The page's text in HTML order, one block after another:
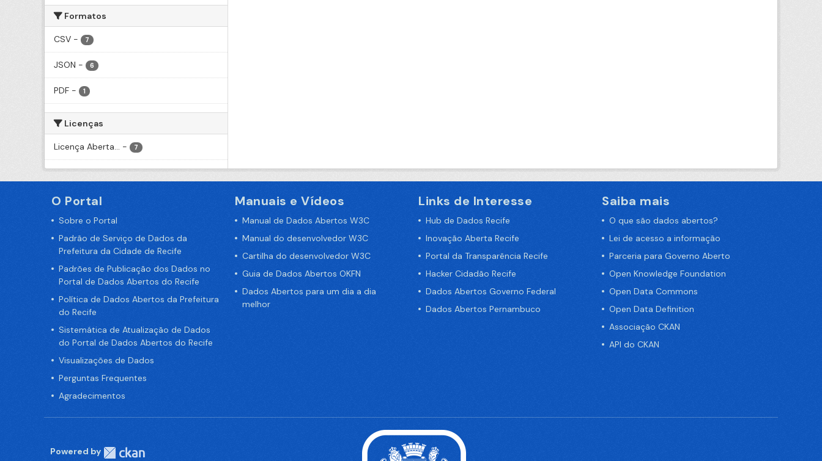
Formatos
CSV - 7
JSON - 6
PDF - 1
Licenças
Licença Aberta... - 7
O Portal
Sobre o Portal
Padrão de Serviço de Dados da
Prefeitura da Cidade de Recife
Padrões de Publicação dos Dados no
Portal de Dados Abertos do Recife
Política de Dados Abertos da Prefeitura
do Recife
Sistemática de Atualização de Dados
do Portal de Dados Abertos do Recife
Visualizações de Dados
Perguntas Frequentes
Agradecimentos
Manuais e Vídeos
Manual de Dados Abertos W3C
Manual do desenvolvedor W3C
Cartilha do desenvolvedor W3C
Guia de Dados Abertos OKFN
Dados Abertos para um dia a dia
melhor
Links de Interesse
Hub de Dados Recife
Inovação Aberta Recife
Portal da Transparência Recife
Hacker Cidadão Recife
Dados Abertos Governo Federal
Dados Abertos Pernambuco
Saiba mais
O que são dados abertos?
Lei de acesso a informação
Parceria para Governo Aberto
Open Knowledge Foundation
Open Data Commons
Open Data Definition
Associação CKAN
API do CKAN
Powered by